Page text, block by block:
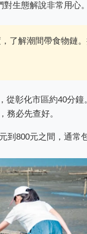
生態解說非常用心。
了解潮間帶食物鏈
從彰化市區約40分鐘
務必先查好。
到800元之間，通常